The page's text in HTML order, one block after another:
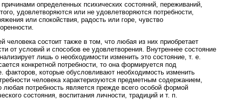
определенных психических состояний, переживаний,
удовлетворяются или не удовлетворяются потребности,
или спокойствия, радость или горе, чувство
человека состоит также в том, что любая из них приобретает
от условий и способов ее удовлетворения. Внутреннее состояние
лишь о необходимости изменить это состояние, т. е.
конкретной потребности, то она формируется под
факторов, которые обусловливают необходимость изменить
человека характеризуются предметным содержанием,
потребность является прежде всего особой формой
состояния, воспитания личности, традиций и т. п.